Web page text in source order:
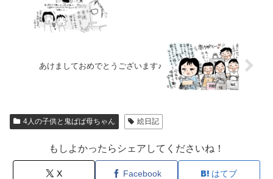
あけましておめでとうございます♪
4人の子供と鬼ばば母ちゃん 絵日記
もしよかったらシェアしてくださいね！
X Facebook はてブ